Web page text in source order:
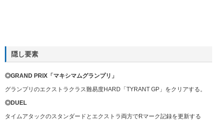
隠し要素
◎GRAND PRIX「マキシマムグランプリ」
グランプリのエクストラクラス難易度HARD「TYRANT GP」をクリアする。
◎DUEL
タイムアタックのスタンダードとエクストラ両方でRマーク記録を更新する